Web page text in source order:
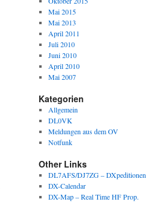
Mai 2015
Mai 2013
April 2011
Juli 2010
Juni 2010
April 2010
Mai 2007
Kategorien
Allgemein
DL0VK
Meldungen aus dem OV
Notfunk
Other Links
DL7AFS/DJ7ZG – DXpeditionen
DX-Calendar
DX-Map – Real Time HF Prop.